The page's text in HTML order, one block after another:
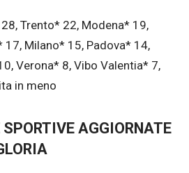
Trento* 22, Modena* 19,
17, Milano* 15, Padova* 14,
Verona* 8, Vibo Valentia* 7,
in meno
AGGIORNATE